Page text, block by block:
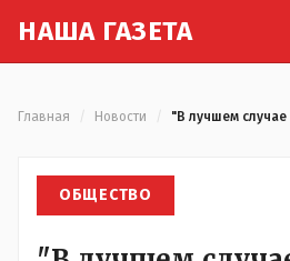
НАША ГАЗЕТА
Главная Новости
ОБЩЕСТВО